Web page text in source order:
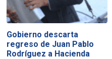
Gobierno descarta
regreso de Juan Pablo
Rodríguez a Hacienda